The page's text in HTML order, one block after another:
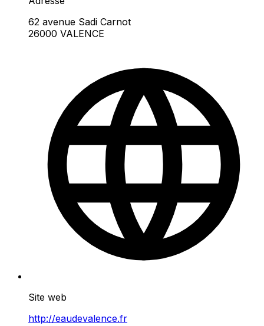
62 avenue Sadi Carnot
26000 VALENCE
Site web
http://eaudevalence.fr